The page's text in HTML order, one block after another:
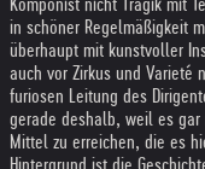
Komponist nicht Tra­gik mit
in schö­ner Regelmäßigkeit
überhaupt mit kunstvoller
auch vor Zirkus und Varieté
furiosen Lei­tung des
gerade deshalb, weil es
Mittel zu erreichen, die es